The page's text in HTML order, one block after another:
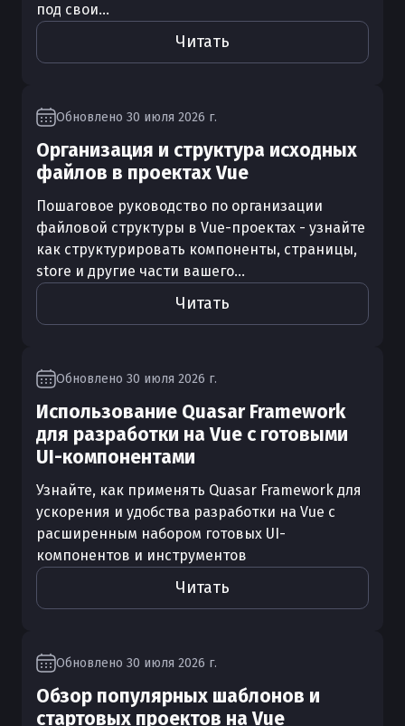
под свои...
Читать
Обновлено 30 июля 2026 г.
Организация и структура исходных
файлов в проектах Vue
Пошаговое руководство по организации
файловой структуры в Vue-проектах - узнайте
как структурировать компоненты, страницы,
store и другие части вашего...
Читать
Обновлено 30 июля 2026 г.
Использование Quasar Framework
для разработки на Vue с готовыми
UI-компонентами
Узнайте, как применять Quasar Framework для
ускорения и удобства разработки на Vue с
расширенным набором готовых UI-
компонентов и инструментов
Читать
Обновлено 30 июля 2026 г.
Обзор популярных шаблонов и
стартовых проектов на Vue